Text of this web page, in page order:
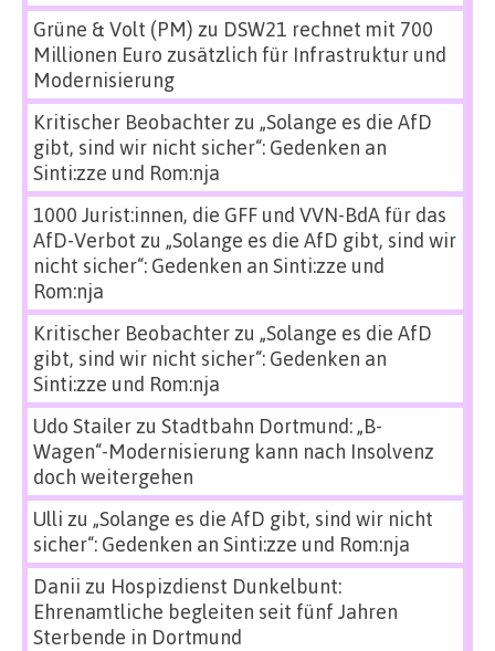
Grüne & Volt (PM) zu DSW21 rechnet mit 700
Millionen Euro zusätzlich für Infrastruktur und
Modernisierung
Kritischer Beobachterzu „Solange es die AfD
gibt, sind wir nicht sicher“: Gedenken an
Sinti:zze und Rom:nja
1000 Jurist:innen, die GFF und VVN-BdA für das
AfD-Verbot zu „Solange es die AfD gibt, sind wir
nicht sicher“: Gedenken an Sinti:zze und
Rom:nja
Kritischer Beobachterzu „Solange es die AfD
gibt, sind wir nicht sicher“: Gedenken an
Sinti:zze und Rom:nja
Udo Stailerzu Stadtbahn Dortmund: „B-
Wagen“-Modernisierung kann nach Insolvenz
doch weitergehen
Ulli zu „Solange es die AfD gibt, sind wir nicht
sicher“: Gedenken an Sinti:zze und Rom:nja
Danii zu Hospizdienst Dunkelbunt:
Ehrenamtliche begleiten seit fünf Jahren
Sterbende in Dortmund